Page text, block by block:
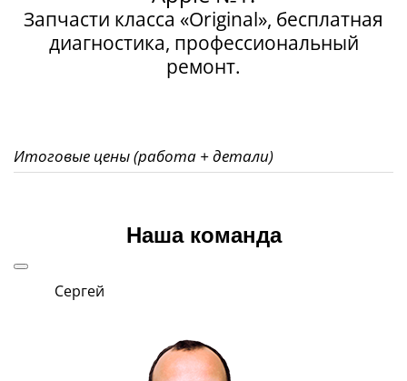
Запчасти класса «Original», бесплатная
диагностика, профессиональный
ремонт.
Итоговые цены (работа + детали)
Наша команда
Сергей